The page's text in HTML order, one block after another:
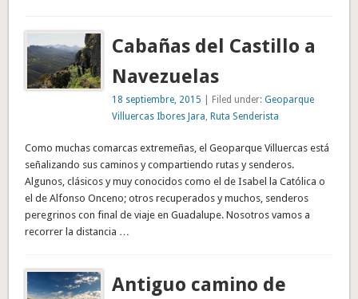
Cabañas del Castillo a
Navezuelas
18 septiembre, 2015 | Filed under: Geoparque
Villuercas Ibores Jara Ruta Senderista
Como muchas comarcas extremeñas, el Geoparque Villuercas está
señalizando sus caminos y compartiendo rutas y senderos.
Algunos, clásicos y muy conocidos como el de Isabel la Católica o
el de Alfonso Onceno; otros recuperados y muchos, senderos
peregrinos con final de viaje en Guadalupe. Nosotros vamos a
recorrer la distancia …
Antiguo camino de